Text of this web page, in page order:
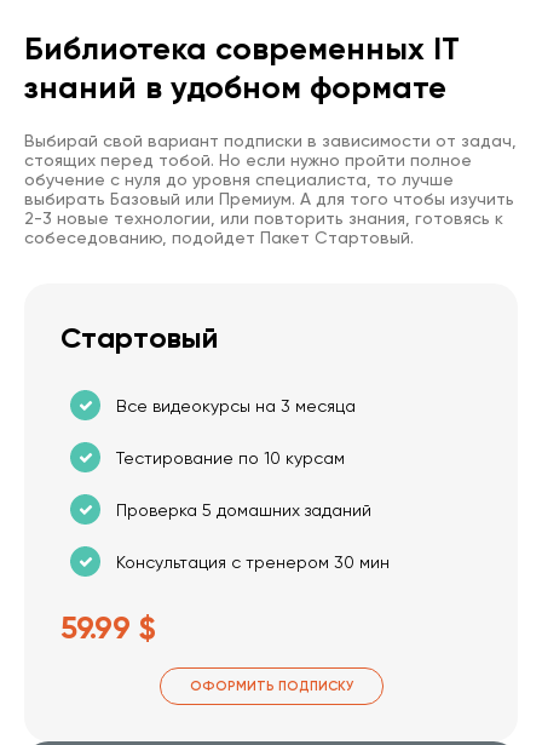
Библиотека современных IT
знаний в удобном формате
Выбирай свой вариант подписки в зависимости от задач,
стоящих перед тобой. Но если нужно пройти полное
обучение с нуля до уровня специалиста, то лучше
выбирать Базовый или Премиум. А для того чтобы изучить
2-3 новые технологии, или повторить знания, готовясь к
собеседованию, подойдет Пакет Стартовый.
Стартовый
Все видеокурсы на 3 месяца
Тестирование по 10 курсам
Проверка 5 домашних заданий
Консультация с тренером 30 мин
59.99 $
ОФОРМИТЬ ПОДПИСКУ